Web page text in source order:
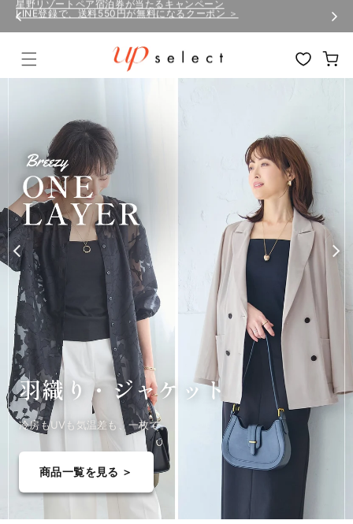
コンテ
ンツに
進む
LINE登録で、送料550円が無料になるクーポン ＞
星野リゾートペア宿泊券が当たるキャンペーン
ー
ト
羽織り・ ジャケット
冷房もUVも気温差も、一枚で。
商品一覧を見る ＞